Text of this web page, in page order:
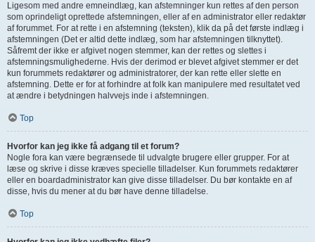
Ligesom med andre emneindlæg, kan afstemninger kun rettes af den person
som oprindeligt oprettede afstemningen, eller af en administrator eller redaktør
af forummet. For at rette i en afstemning (teksten), klik da på det første indlæg i
afstemningen (Det er altid dette indlæg, som har afstemningen tilknyttet).
Såfremt der ikke er afgivet nogen stemmer, kan der rettes og slettes i
afstemningsmulighederne. Hvis der derimod er blevet afgivet stemmer er det
kun forummets redaktører og administratorer, der kan rette eller slette en
afstemning. Dette er for at forhindre at folk kan manipulere med resultatet ved
at ændre i betydningen halvvejs inde i afstemningen.
Top
Hvorfor kan jeg ikke få adgang til et forum?
Nogle fora kan være begrænsede til udvalgte brugere eller grupper. For at
læse og skrive i disse kræves specielle tilladelser. Kun forummets redaktører
eller en boardadministrator kan give disse tilladelser. Du bør kontakte en af
disse, hvis du mener at du bør have denne tilladelse.
Top